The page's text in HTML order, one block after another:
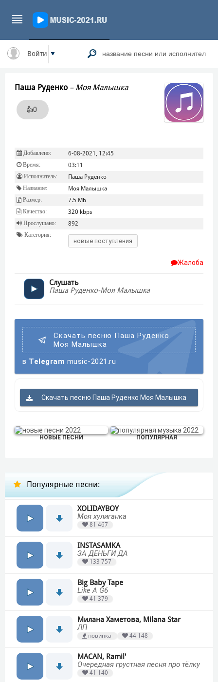
Войти
Паша Руденко – Моя Малышка
👍0
Добавлено: 6-08-2021, 12:45
Время: 03:11
Исполнитель: Паша Руденко
Название: Моя Малышка
Размер: 7.5 Mb
Качество: 320 kbps
Прослушано: 892
Категория:
новые поступления
Жалоба
Слушать
Паша Руденко-Моя Малышка
Скачать песню Паша Руденко
Моя Малышка
в Telegram music-2021.ru
Скачать песню Паша Руденко Моя Малышка
НОВЫЕ ПЕСНИ ПОПУЛЯРНАЯ
Популярные песни:
XOLIDAYBOY
Моя хулиганка
81 467
INSTASAMKA
ЗА ДЕНЬГИ ДА
133 757
Big Baby Tape
Like A G6
41 379
Милана Хаметова, Milana Star
ЛП
новинка 44 148
MACAN, Ramil'
Очередная грустная песня про тёлку
41 140